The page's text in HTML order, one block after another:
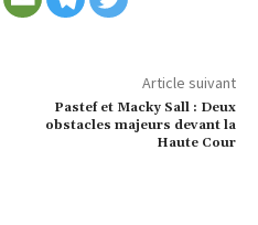
Article suivant
Pastef et Macky Sall : Deux
obstacles majeurs devant la
Haute Cour